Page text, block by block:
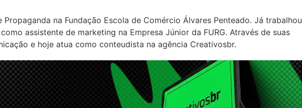
na Fundação Escola de Comércio Álvares Penteado. Já trabalhou
assistente de marketing na Empresa Júnior da FURG. Através de suas
e hoje atua como conteudista na agência Creativosbr.